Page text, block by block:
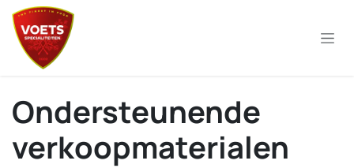
Overslaan naar inhoud
Ondersteunende
verkoopmaterialen